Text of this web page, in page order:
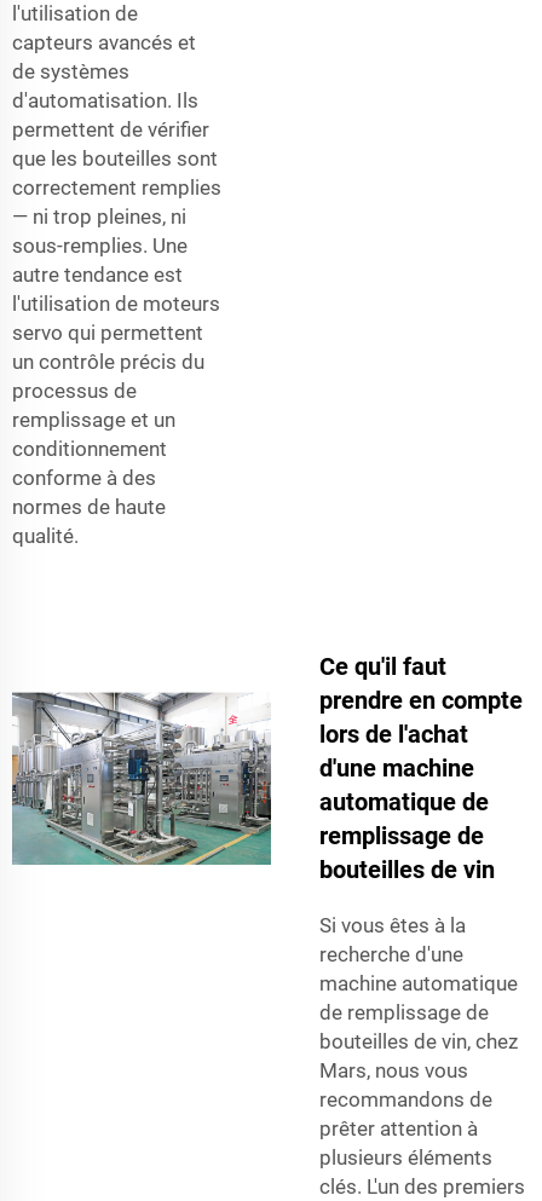
l'utilisation de
capteurs avancés et
de systèmes
d'automatisation. Ils
permettent de vérifier
que les bouteilles sont
correctement remplies
— ni trop pleines, ni
sous-remplies. Une
autre tendance est
l'utilisation de moteurs
servo qui permettent
un contrôle précis du
processus de
remplissage et un
conditionnement
conforme à des
normes de haute
qualité.
Ce qu'il faut
prendre en compte
lors de l'achat
d'une machine
automatique de
remplissage de
bouteilles de vin
Si vous êtes à la
recherche d'une
machine automatique
de remplissage de
bouteilles de vin, chez
Mars, nous vous
recommandons de
prêter attention à
plusieurs éléments
clés. L'un des premiers